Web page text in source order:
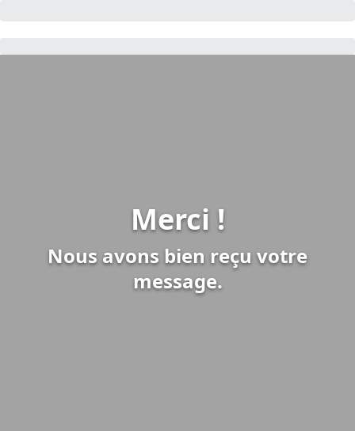
Merci !
Nous avons bien reçu votre
message.